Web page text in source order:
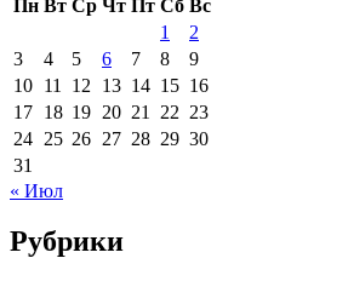
Пн Вт Ср Чт Пт Сб Вс
1
2
3
4 5 6 7 8
9
10 11 12 13 14 15 16
17 18 19 20 21 22 23
24 25 26 27 28 29 30
31
« Июл
Рубрики